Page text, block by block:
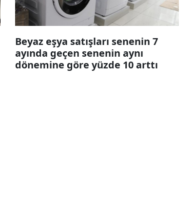
Beyaz eşya satışları senenin 7
ayında geçen senenin aynı
dönemine göre yüzde 10 arttı